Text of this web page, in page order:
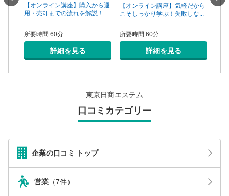
手は
【オンライン講座】購入から運
用・売却までの流れを解説！...
所要時間 60分
詳細を見る
【オンライン講座】気軽だから
こそしっかり学ぶ！失敗しな...
所要時間 60分
詳細を見る
【オ
東京日商エステム
口コミカテゴリー
企業の口コミ トップ
営業 （7件）